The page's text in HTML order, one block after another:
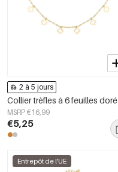
2 à 5 jours
Collier trèfles à 6 feuilles doré
MSRP €16,99
€5,25
Entrepôt de l'UE